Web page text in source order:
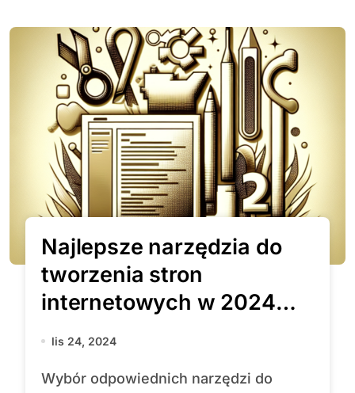
Najlepsze narzędzia do
tworzenia stron
internetowych w 2024
lis 24, 2024
Wybór odpowiednich narzędzi do